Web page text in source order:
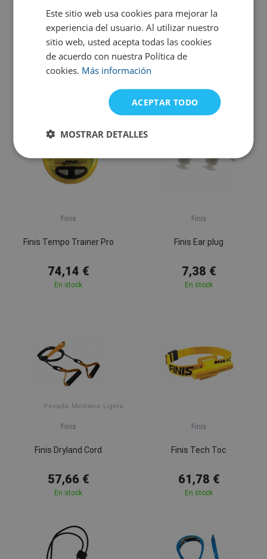
Finis
Finis Z2 Zoomers
49,41 €
Finis
Finis Foam Kickboard
26,75 €
Finis
Finis Tempo Trainer Pro
74,14 €
En stock
Finis
Finis Ear plug
7,38 €
En stock
Pesada Mediana Ligera
Finis
Finis Dryland Cord
57,66 €
En stock
Finis
Finis Tech Toc
61,78 €
En stock
Este sitio web usa cookies para mejorar la
experiencia del usuario. Al utilizar nuestro
sitio web, usted acepta todas las cookies
de acuerdo con nuestra Política de
cookies. Más información
ACEPTAR TODO
MOSTRAR DETALLES